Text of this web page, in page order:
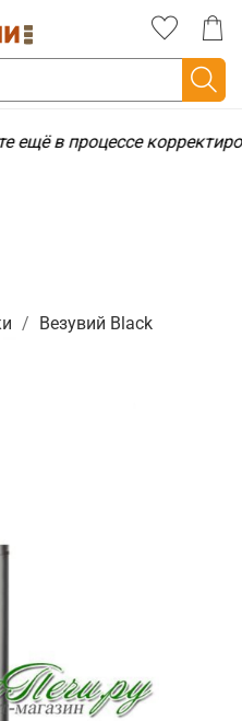
ещё в процессе
Везувий Black